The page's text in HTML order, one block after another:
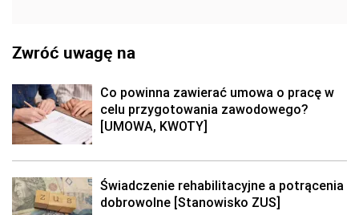
Zwróć uwagę na
Co powinna zawierać umowa o pracę w
celu przygotowania zawodowego?
[UMOWA, KWOTY]
Świadczenie rehabilitacyjne a potrącenia
dobrowolne [Stanowisko ZUS]